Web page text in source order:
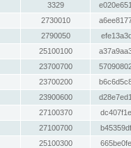
3329
2730010
2790050
25100100
23700700
23700200
23900600
27100370
27100700
25100300